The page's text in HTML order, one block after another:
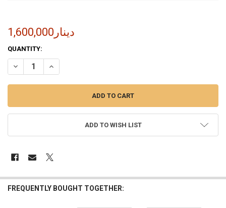
1,600,000دينار
CURRENT
STOCK:
QUANTITY:
ADD TO WISH LIST
FREQUENTLY BOUGHT TOGETHER: